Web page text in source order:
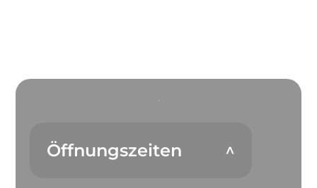
Öffnungszeiten